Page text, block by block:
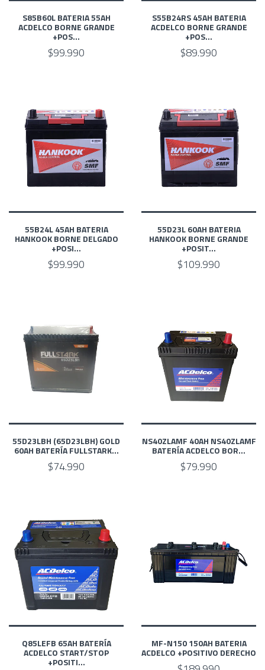
S85B60L BATERIA 55AH
ACDELCO BORNE GRANDE
+POS...
$99.990
S55B24RS 45AH BATERIA
ACDELCO BORNE GRANDE
+POS...
$89.990
55B24L 45AH BATERIA
HANKOOK BORNE DELGADO
+POSI...
$99.990
55D23L 60AH BATERIA
HANKOOK BORNE GRANDE
+POSIT...
$109.990
55D23LBH (65D23LBH) GOLD
60AH BATERÍA FULLSTARK...
$74.990
NS40ZLAMF 40AH NS40ZLAMF
BATERÍA ACDELCO BOR...
$79.990
Q85LEFB 65AH BATERÍA
ACDELCO START/STOP
+POSITI...
MF-N150 150AH BATERIA
ACDELCO +POSITIVO DERECHO